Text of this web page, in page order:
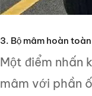
3. Bộ mâm hoàn
Một điểm nhấn
mâm với phần